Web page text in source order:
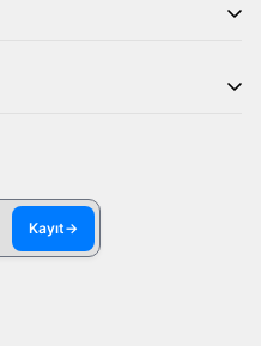
Kayıt→